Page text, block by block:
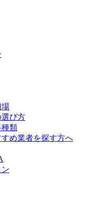
場
び方
類
め業者を探す方へ